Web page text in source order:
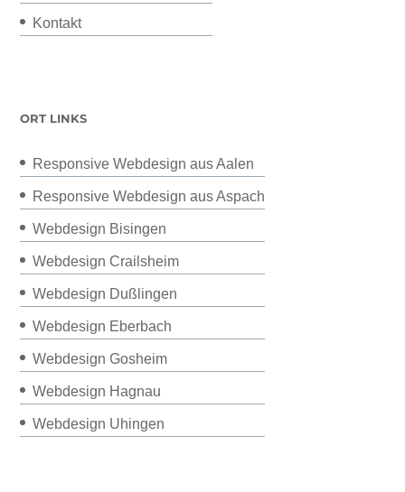
Kontakt
ORT LINKS
Responsive Webdesign aus Aalen
Responsive Webdesign aus Aspach
Webdesign Bisingen
Webdesign Crailsheim
Webdesign Dußlingen
Webdesign Eberbach
Webdesign Gosheim
Webdesign Hagnau
Webdesign Uhingen